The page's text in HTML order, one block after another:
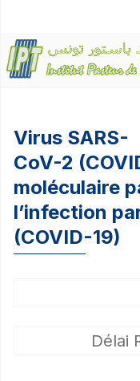
Virus SARS-
CoV-2
moléculaire
l’infection
(COVID-19)
Délai